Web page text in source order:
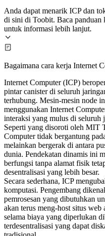
Anda dapat menarik ICP dan
di sini di Toobit. Baca panduan
untuk informasi lebih lanjut.
Bagaimana cara kerja Internet
Internet Computer (ICP)
pintar canister di seluruh
terhubung. Mesin-mesin node
menggunakan Internet
interaksi yang mulus di seluruh
Seperti yang disoroti oleh MIT
Computer tidak bergantung
melainkan bergerak di antara
dunia. Pendekatan dinamis ini
berfungsi tanpa alamat fisik
desentralisasi yang lebih besar.
Secara sederhana, ICP
komputasi. Pengembang
pemrosesan yang dibutuhkan
akan terus meng-host situs
selama biaya yang diperlukan
terdesentralisasi yang dapat